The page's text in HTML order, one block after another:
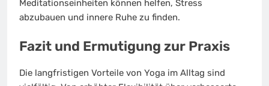
Meditationseinheiten können helfen, Stress
abzubauen und innere Ruhe zu finden.
Fazit und Ermutigung zur Praxis
Die langfristigen Vorteile von Yoga im Alltag sind